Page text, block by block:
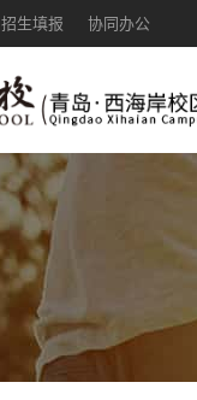
招生填报 协同办公